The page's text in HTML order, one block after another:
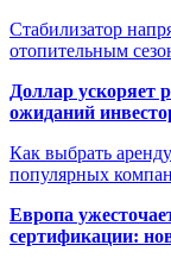
Стабилизатор
отопительным
Доллар ускоряет
ожиданий
Как выбрать
популярных
Европа
сертификации: